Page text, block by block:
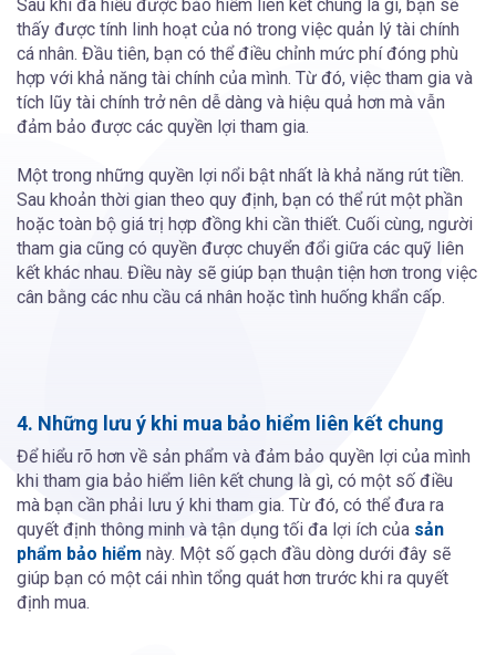
Sau khi đã hiểu được bảo hiểm liên kết chung là gì, bạn sẽ
thấy được tính linh hoạt của nó trong việc quản lý tài chính
cá nhân. Đầu tiên, bạn có thể điều chỉnh mức phí đóng phù
hợp với khả năng tài chính của mình. Từ đó, việc tham gia và
tích lũy tài chính trở nên dễ dàng và hiệu quả hơn mà vẫn
đảm bảo được các quyền lợi tham gia.
Một trong những quyền lợi nổi bật nhất là khả năng rút tiền.
Sau khoản thời gian theo quy định, bạn có thể rút một phần
hoặc toàn bộ giá trị hợp đồng khi cần thiết. Cuối cùng, người
tham gia cũng có quyền được chuyển đổi giữa các quỹ liên
kết khác nhau. Điều này sẽ giúp bạn thuận tiện hơn trong việc
cân bằng các nhu cầu cá nhân hoặc tình huống khẩn cấp.
4. Những lưu ý khi mua bảo hiểm liên kết chung
Để hiểu rõ hơn về sản phẩm và đảm bảo quyền lợi của mình
khi tham gia bảo hiểm liên kết chung là gì, có một số điều
mà bạn cần phải lưu ý khi tham gia. Từ đó, có thể đưa ra
quyết định thông minh và tận dụng tối đa lợi ích của sản
phẩm bảo hiểm này. Một số gạch đầu dòng dưới đây sẽ
giúp bạn có một cái nhìn tổng quát hơn trước khi ra quyết
định mua.